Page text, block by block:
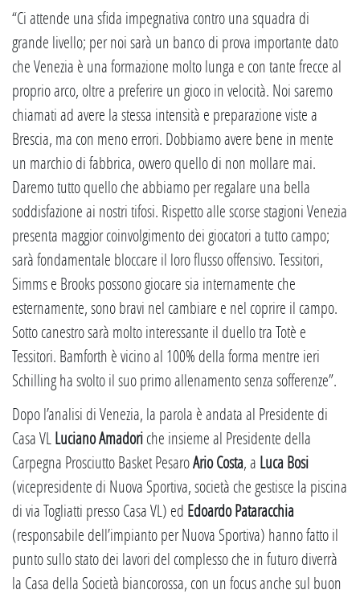
“Ci attende una sfida impegnativa contro una squadra di
grande livello; per noi sarà un banco di prova importante dato
che Venezia è una formazione molto lunga e con tante frecce al
proprio arco, oltre a preferire un gioco in velocità. Noi saremo
chiamati ad avere la stessa intensità e preparazione viste a
Brescia, ma con meno errori. Dobbiamo avere bene in mente
un marchio di fabbrica, ovvero quello di non mollare mai.
Daremo tutto quello che abbiamo per regalare una bella
soddisfazione ai nostri tifosi. Rispetto alle scorse stagioni Venezia
presenta maggior coinvolgimento dei giocatori a tutto campo;
sarà fondamentale bloccare il loro flusso offensivo. Tessitori,
Simms e Brooks possono giocare sia internamente che
esternamente, sono bravi nel cambiare e nel coprire il campo.
Sotto canestro sarà molto interessante il duello tra Totè e
Tessitori. Bamforth è vicino al 100% della forma mentre ieri
Schilling ha svolto il suo primo allenamento senza sofferenze”.
Dopo l’analisi di Venezia, la parola è andata al Presidente di
Casa VL Luciano Amadoriche insieme al Presidente della
Carpegna Prosciutto Basket PesaroArio Costa, a Luca Bosi
(vicepresidente di Nuova Sportiva, società che gestisce la piscina
di via Togliatti presso Casa VL) ed Edoardo Pataracchia
(responsabile dell’impianto per Nuova Sportiva) hanno fatto il
punto sullo stato dei lavori del complesso che in futuro diverrà
la Casa della Società biancorossa, con un focus anche sul buon